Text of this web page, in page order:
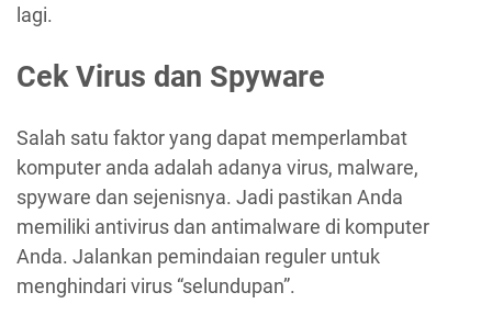
lagi.
Cek Virus dan Spyware
Salah satu faktor yang dapat memperlambat
komputer anda adalah adanya virus, malware,
spyware dan sejenisnya. Jadi pastikan Anda
memiliki antivirus dan antimalware di komputer
Anda. Jalankan pemindaian reguler untuk
menghindari virus “selundupan”.